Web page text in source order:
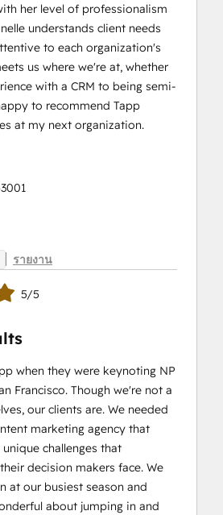
Platform Consulting
Revenue Operations
Sales Hub Demo
Salesforce
Integration
Certification
her level of professionalism
understands client needs
to each organization's
us where we're at, whether
with a CRM to being semi-
to recommend Tapp
at my next organization.
รายงาน
5/5
when they were keynoting NP
Francisco. Though we're not a
our clients are. We needed
marketing agency that
challenges that
decision makers face. We
at our busiest season and
about jumping in and